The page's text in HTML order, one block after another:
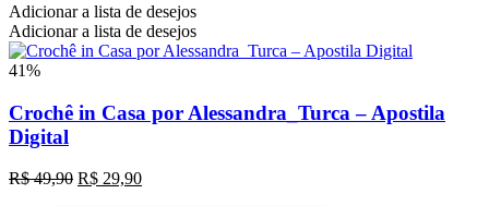
Adicionar a lista de desejos
Adicionar a lista de desejos
41%
Crochê in Casa por Alessandra_Turca – Apostila
Digital
R$49,90 O
R$ 29,90O